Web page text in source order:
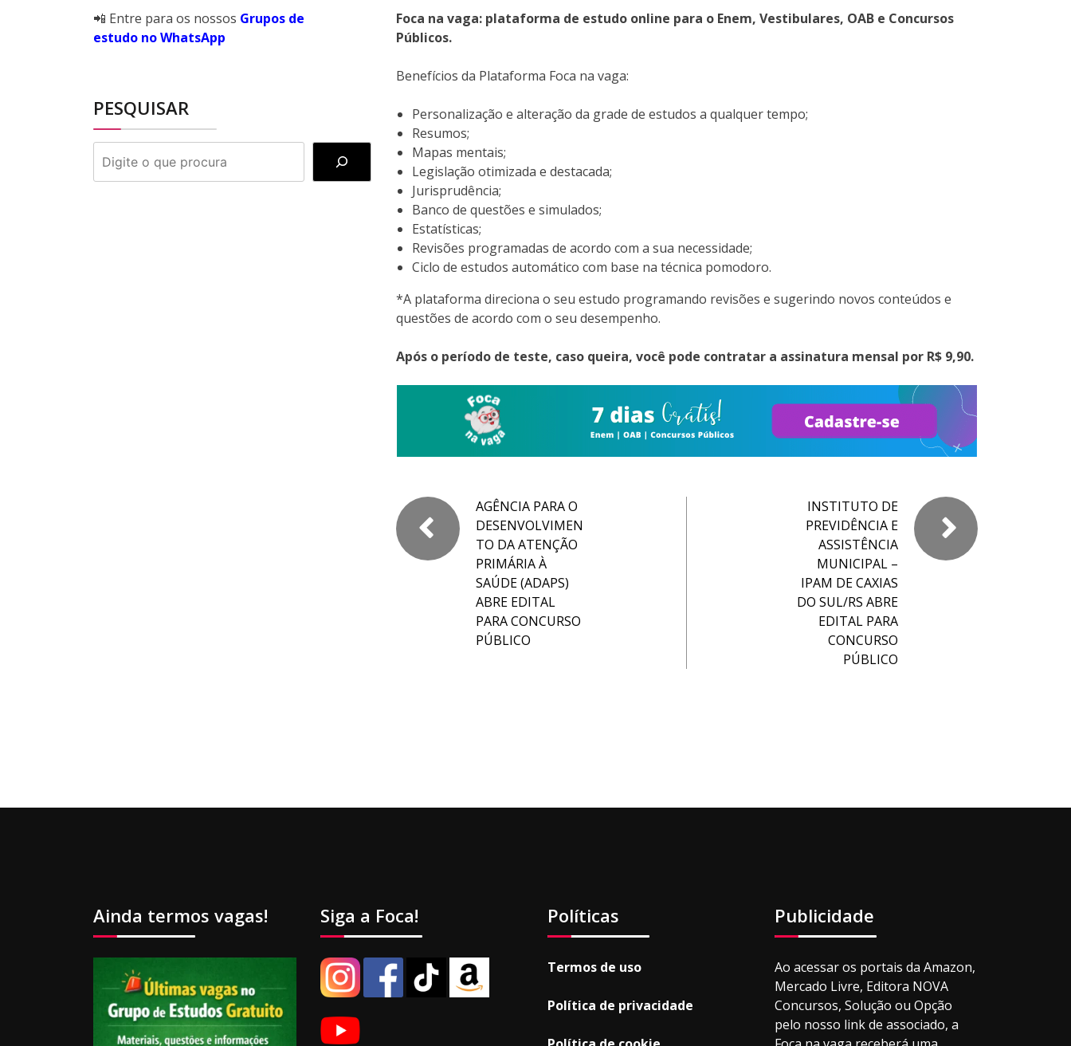
Foca na vaga: plataforma de estudo online para o Enem, Vestibulares, OAB e Concursos
Públicos.
Benefícios da Plataforma Foca na vaga:
Personalização e alteração da grade de estudos a qualquer tempo;
Resumos;
Mapas mentais;
Legislação otimizada e destacada;
Jurisprudência;
Banco de questões e simulados;
Estatísticas;
Revisões programadas de acordo com a sua necessidade;
Ciclo de estudos automático com base na técnica pomodoro.
*A plataforma direciona o seu estudo programando revisões e sugerindo novos conteúdos e
questões de acordo com o seu desempenho.
Após o período de teste, caso queira, você pode contratar a assinatura mensal por R$ 9,90.
AGÊNCIA PARA O
DESENVOLVIMEN
TO DA ATENÇÃO
PRIMÁRIA À
SAÚDE (ADAPS)
ABRE EDITAL
PARA CONCURSO
PÚBLICO
INSTITUTO DE
PREVIDÊNCIA E
ASSISTÊNCIA
MUNICIPAL –
IPAM DE CAXIAS
DO SUL/RS ABRE
EDITAL PARA
CONCURSO
PÚBLICO
📲 Entre para os nossos Grupos de
estudo no WhatsApp
PESQUISAR
PESQUISAR
Ainda termos vagas! Siga a Foca! Políticas
Termos de uso
Política de privacidade
Publicidade
Ao acessar os portais da Amazon,
Mercado Livre, Editora NOVA
Concursos, Solução ou Opção
pelo nosso link de associado, a